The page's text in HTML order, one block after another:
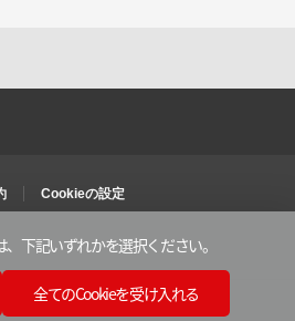
Cookieの設定
下記いずれかを選択ください。
全てのCookieを受け入れる